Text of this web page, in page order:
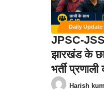
Daily Update
JPSC-
झारखंड के
भर्ती
Harish